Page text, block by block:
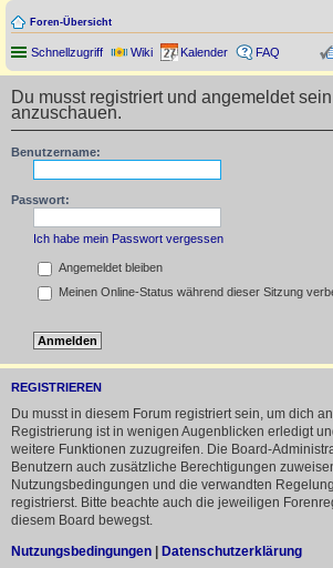
Foren-Übersicht
Schnellzugriff Wiki Kalender FAQ
Du musst registriert und angemeldet
anzuschauen.
Benutzername:
Passwort:
Ich habe mein Passwort vergessen
Angemeldet bleiben
Meinen Online-Status während dieser Sitzung
REGISTRIEREN
Du musst in diesem Forum registriert sein, um dich
Registrierung ist in wenigen Augenblicken erledigt
weitere Funktionen zuzugreifen. Die Board-
Benutzern auch zusätzliche Berechtigungen
Nutzungsbedingungen und die verwandten
registrierst. Bitte beachte auch die jeweiligen
diesem Board bewegst.
Nutzungsbedingungen | Datenschutzerklärung